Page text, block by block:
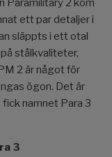
ett par detaljer i
släppts i ett otal
stålkvaliteter,
2 är något för
ögon. Det är
namnet Para 3
3